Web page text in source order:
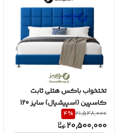
تختخواب باکس هتلی ثابت
کاسپین (اسپیشیال) سایز 120
یک و نیم نفره به همراه تاج طرح
مربع
21,548,000
4%
20,500,000